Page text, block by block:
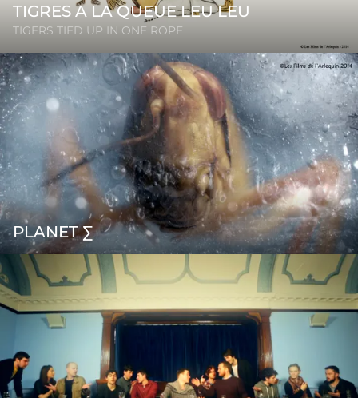
TIGRES A LA QUEUE LEU LEU
TIGERS TIED UP IN ONE ROPE
PLANET ∑